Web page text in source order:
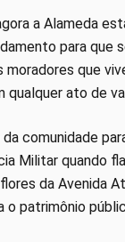
a Alameda
para que
moradores que
qualquer ato de
comunidade
Militar quando
da Avenida
patrimônio